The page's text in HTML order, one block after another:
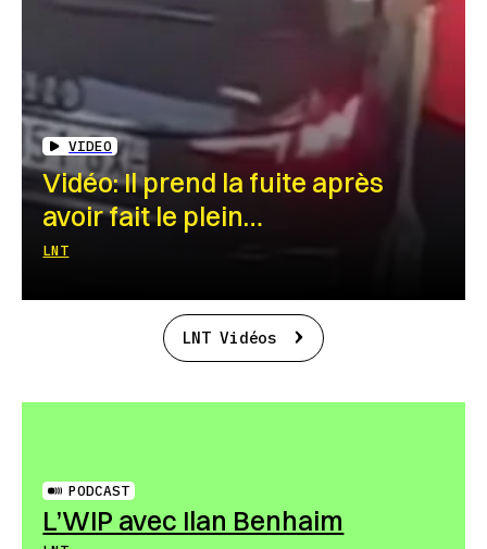
VIDEO
Vidéo: Il prend la fuite après
avoir fait le plein…
LNT
LNT Vidéos
PODCAST
L’WIP avec Ilan Benhaim